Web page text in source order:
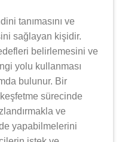
tanımasını ve
sağlayan kişidir.
belirlemesini ve
yolu kullanması
bulunur. Bir
sürecinde
ve
yapabilmelerini